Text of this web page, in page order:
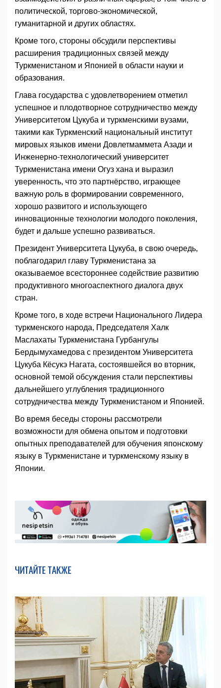
политической, торгово-экономической,
гуманитарной и других областях.
Кроме того, стороны обсудили перспективы
расширения традиционных связей между
Туркменистаном и Японией в области науки и
образования.
Глава государства с удовлетворением отметил
успешное и плодотворное сотрудничество между
Университетом Цукуба и туркменскими вузами,
такими как Туркменский национальный институт
мировых языков имени Довлетмаммета Азади и
Инженерно-технологический университет
Туркменистана имени Огуз хана и выразил
уверенность, что это партнёрство, играющее
важную роль в формировании современного,
хорошо развитого и использующего
инновационные технологии молодого поколения,
будет и дальше успешно развиваться.
Президент Университета Цукуба, в свою очередь,
поблагодарил главу Туркменистана за
оказываемое всестороннее содействие развитию
продуктивного многоаспектного диалога двух
стран.
Кроме того, в ходе встречи Национального Лидера
туркменского народа, Председателя Халк
Маслахаты Туркменистана Гурбангулы
Бердымухамедова с президентом Университета
Цукуба Кёсукэ Нагата, состоявшейся во вторник,
основной темой обсуждения стали перспективы
дальнейшего углубления традиционного
сотрудничества между Туркменистаном и Японией.
Во время беседы стороны рассмотрели
возможности для обмена опытом и подготовки
опытных преподавателей для обучения японскому
языку в Туркменистане и туркменскому языку в
Японии.
ЧИТАЙТЕ ТАКЖЕ